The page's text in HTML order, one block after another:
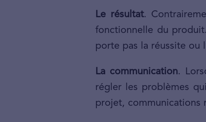
Le résultat.
fonctionnelle du
porte pas la réussite ou
La communication.
régler les problèmes
projet, communications